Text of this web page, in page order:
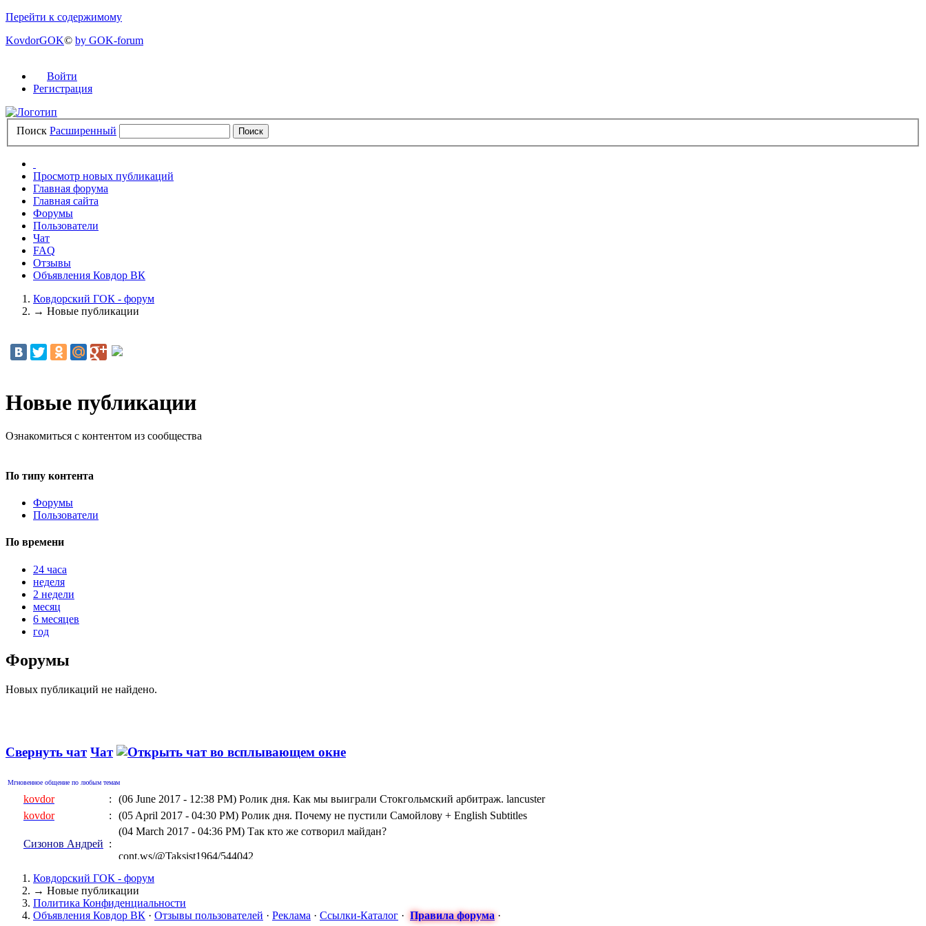
Перейти к содержимому
KovdorGOK© by GOK-forum
Войти
Регистрация
Поиск Расширенный
Просмотр новых публикаций
Главная форума
Главная сайта
Форумы
Пользователи
Чат
FAQ
Отзывы
Объявления Ковдор ВК
Ковдорский ГОК - форум
→ Новые публикации
Новые публикации
Ознакомиться с контентом из сообщества
По типу контента
Форумы
Пользователи
По времени
24 часа
неделя
2 недели
месяц
6 месяцев
год
Форумы
Новых публикаций не найдено.
Свернуть чат Чат
Мгновенное общение по любым темам
kovdor : (06 June 2017 - 12:38 PM) Ролик дня. Как мы выиграли Стокгольмский арбитраж. lancuster
kovdor
: (05 April 2017 - 04:30 PM) Ролик дня. Почему не пустили Самойлову + English Subtitles
Сизонов Андрей :
(04 March 2017 - 04:36 PM) Так кто же сотворил майдан?
cont.ws/@Taksist1964/544042
kovdor
: (04 March 2017 - 01:06 AM)
kovdor
: (15 February 2017 - 10:32 PM)
kovdor
: (05 January 2017 - 07:17 PM)
kovdor
: (19 December 2016 - 08:13 PM) Дороги карьера в постоянном уходе
Ковдорский ГОК - форум
→ Новые публикации
Политика Конфиденциальности
Объявления Ковдор ВК · Отзывы пользователей · Реклама · Ссылки-Каталог · Правила форума·